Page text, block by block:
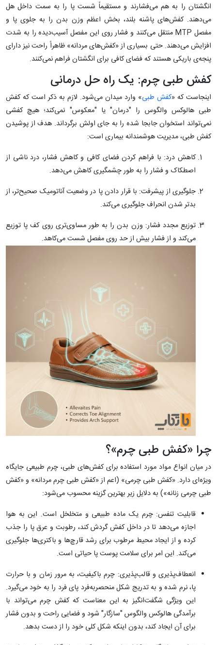
انگشتان را به هم می‌فشارند و مستقیماً شست پا را به سمت داخل هل
می‌دهند. کفش‌های پاشنه بلند، بخش اعظم وزن بدن را به جلوی پا و
مفصل MTP منتقل می‌کنند و فشار روی این مفصل آسیب‌دیده را به شدت
افزایش می‌دهند. حتی بسیاری از «کفش‌های مردانه» ظاهراً راحت نیز دارای
پنجه‌ی باریکی هستند که فضای کافی برای انگشتان فراهم نمی‌کنند.
کفش طبی چرم: یک راه حل درمانی
اینجاست که «کفش طبی» وارد میدان می‌شود. لازم به ذکر است که کفش
طبی هالوکس والگوس را "درمان" یا "معکوس" نمی‌کند؛ هیچ کفشی
نمی‌تواند استخوان جابجا شده را به جای اولش برگرداند. هدف از پوشیدن
کفش طبی، مدیریت هوشمندانه بیماری است:
کاهش درد: با فراهم کردن فضای کافی و کاهش فشار، درد ناشی از
اصطکاک و فشار را به طور چشمگیری کاهش می‌دهد.
جلوگیری از پیشرفت: با قرار دادن پا در وضعیت آناتومیک صحیح‌تر، از
بدتر شدن انحراف جلوگیری می‌کند.
توزیع مجدد فشار: وزن بدن را به طور مساوی‌تری روی کف پا توزیع
می‌کند و از فشار بیش از حد روی مفصل شست می‌کاهد.
چرا «کفش طبی چرم»؟
در میان انواع مواد مورد استفاده برای کفش‌های طبی، چرم طبیعی جایگاه
ویژه‌ای دارد. «کفش طبی چرمی» (اعم از «کفش طبی چرم مردانه» و «کفش
طبی چرمی زنانه») به دلایل زیر بهترین گزینه محسوب می‌شود:
قابلیت تنفس: چرم یک ماده طبیعی و متخلخل است. این به هوا
اجازه می‌دهد تا در داخل کفش گردش کند، رطوبت و عرق پا را جذب
کرده و از ایجاد محیط مرطوب برای رشد قارچ‌ها و باکتری‌ها جلوگیری
می‌کند. این امر برای سلامت پوست پا حیاتی است.
انعطاف‌پذیری و قالب‌پذیری: چرم باکیفیت، به مرور زمان و با حرارت
پا، نرم شده و به تدریج شکل منحصربه‌فرد پای فرد را به خود می‌گیرد.
این ویژگی شگفت‌انگیز به این معناست که کفش چرم می‌تواند با
برآمدگی هالوکس والگوس "سازگار" شود و فضایی راحت و بدون فشار
برای آن ایجاد کند، بدون اینکه شکل کلی خود را از دست بدهد.